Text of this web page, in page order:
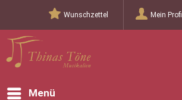
Wunschzettel Mein Profil
Menü